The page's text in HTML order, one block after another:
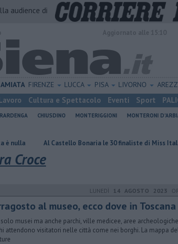
audience di
AMIATA FIRENZE LUCCA PISA LIVORNO
Cultura e Spettacolo Eventi Sport
CHIUSDINO MONTERIGGIONI MONTERONI
Al Castello Bonaria le 30 finaliste di Miss Italia
Croce
LUNEDÌ 14 AGOSTO 2023
al museo, ecco dove in Toscana
musei ma anche parchi, ville medicee, aree
attendono visitatori nelle città come nei borghi. La mappa